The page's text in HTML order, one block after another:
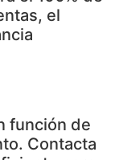
el
función de
Contacta